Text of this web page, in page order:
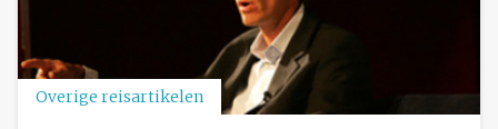
Overige reisartikelen